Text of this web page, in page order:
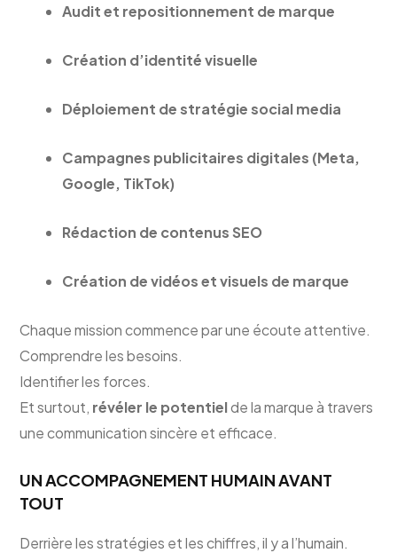
Audit et repositionnement de marque
Création d’identité visuelle
Déploiement de stratégie social media
Campagnes publicitaires digitales (Meta,
Google, TikTok)
Rédaction de contenus SEO
Création de vidéos et visuels de marque
Chaque mission commence par une écoute attentive.
Comprendre les besoins.
Identifier les forces.
Et surtout, révéler le potentielde la marque à travers
une communication sincère et efficace.
UN ACCOMPAGNEMENT HUMAIN AVANT
TOUT
Derrière les stratégies et les chiffres, il y a l’humain.